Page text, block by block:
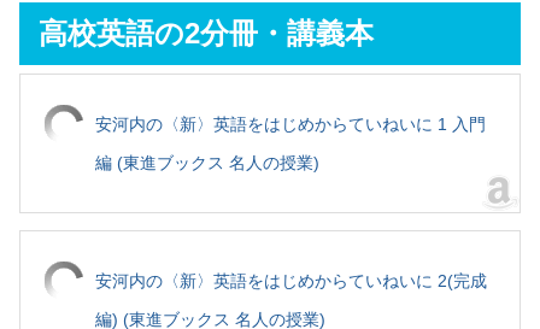
高校英語の2分冊・講義本
安河内の〈新〉英語をはじめからていねいに 1 入門
編 (東進ブックス 名人の授業)
安河内の〈新〉英語をはじめからていねいに 2(完成
編) (東進ブックス 名人の授業)